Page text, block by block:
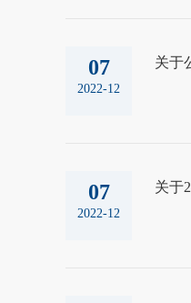
07
2022-12
关于
07
2022-12
关于